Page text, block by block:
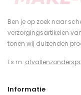
Ben je op zoek naar
verzorgingsartikelen
tonen wij duizenden
I.s.m.
Informatie